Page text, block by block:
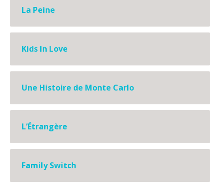
La Peine
Kids In Love
Une Histoire de Monte Carlo
L’Étrangère
Family Switch